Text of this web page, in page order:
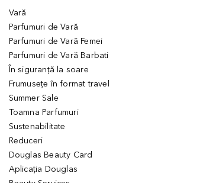
Vară
Parfumuri de Vară
Parfumuri de Vară Femei
Parfumuri de Vară Barbati
În siguranță la soare
Frumusețe în format travel
Summer Sale
Toamna Parfumuri
Sustenabilitate
Reduceri
Douglas Beauty Card
Aplicația Douglas